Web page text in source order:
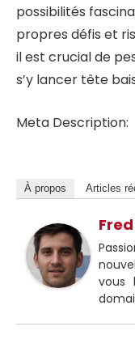
possibilités
propres défis et
il est crucial de
s’y lancer tête
Meta Description:
À propos Articles
Fred
vous